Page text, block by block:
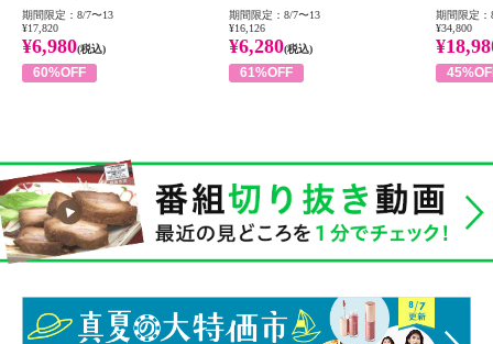
期間限定：8/7〜13
¥17,820
¥6,980(税込)
60%OFF
期間限定：8/7〜13
¥16,126
¥6,280(税込)
61%OFF
期間限定：
¥34,800